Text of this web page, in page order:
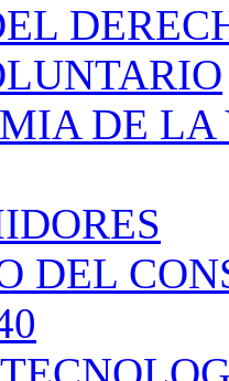
DE
DEL